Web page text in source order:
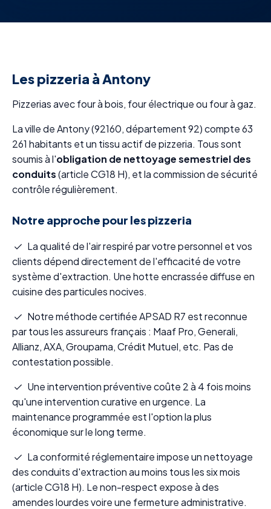
Les pizzeria à Antony
Pizzerias avec four à bois, four électrique ou four à gaz.
La ville de Antony (92160, département 92) compte 63
261 habitants et un tissu actif de pizzeria. Tous sont
soumis à l'obligation de nettoyage semestriel des
conduits(article CG18 H), et la commission de sécurité
contrôle régulièrement.
Notre approche pour les pizzeria
La qualité de l'air respiré par votre personnel et vos
clients dépend directement de l'efficacité de votre
système d'extraction. Une hotte encrassée diffuse en
cuisine des particules nocives.
Notre méthode certifiée APSAD R7 est reconnue
par tous les assureurs français : Maaf Pro, Generali,
Allianz, AXA, Groupama, Crédit Mutuel, etc. Pas de
contestation possible.
Une intervention préventive coûte 2 à 4 fois moins
qu'une intervention curative en urgence. La
maintenance programmée est l'option la plus
économique sur le long terme.
La conformité réglementaire impose un nettoyage
des conduits d'extraction au moins tous les six mois
(article CG18 H). Le non-respect expose à des
amendes lourdes voire une fermeture administrative.